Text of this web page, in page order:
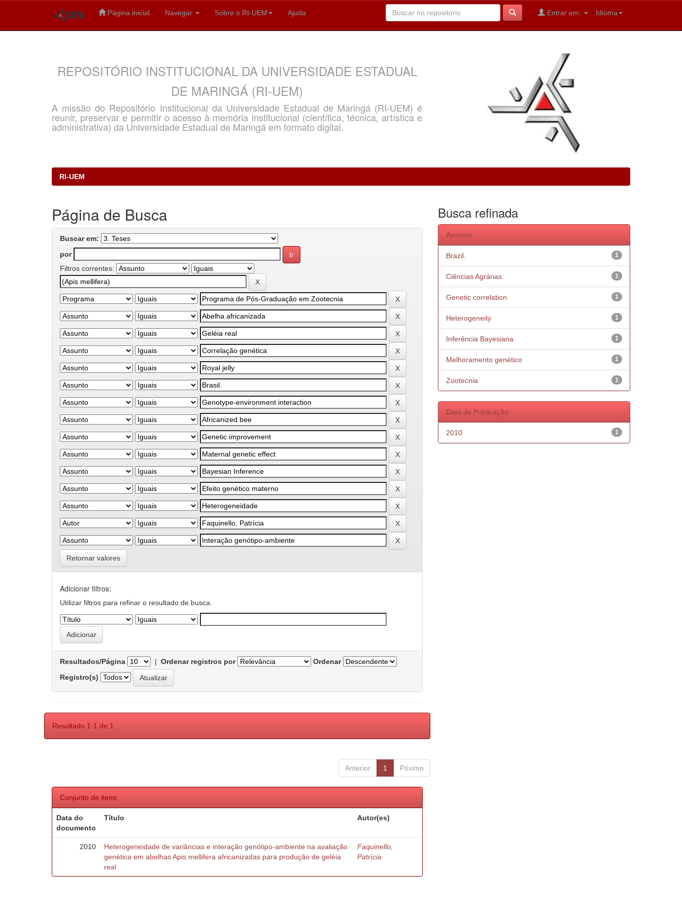
Página inicial Navegar Sobre o RI-UEM Ajuda Idioma
Entrar em:
REPOSITÓRIO INSTITUCIONAL DA UNIVERSIDADE ESTADUAL
DE MARINGÁ (RI-UEM)
A missão do Repositório Institucional da Universidade Estadual de Maringá (RI-UEM) é
reunir, preservar e permitir o acesso à memória institucional (científica, técnica, artística e
administrativa) da Universidade Estadual de Maringá em formato digital.
RI-UEM
Página de Busca
Buscar em:
por
Filtros correntes:
Retornar valores
Adicionar filtros:
Utilizar filtros para refinar o resultado de busca.
Resultados/Página | Ordenar registros por
Ordenar
Registro(s)
Resultado 1-1 de 1.
Anterior 1 Póximo
Conjunto de itens:
Data do
documento
Título Autor(es)
2010
Heterogeneidade de variâncias e interação genótipo-ambiente na avaliação
genética em abelhas Apis mellifera africanizadas para produção de geléia
real
Faquinello,
Patrícia
Busca refinada
Assunto
1
Brazil.
1
Ciências Agrárias
1
Genetic correlation
1
Heterogeneity
1
Inferência Bayesiana
1
Melhoramento genético
1
Zootecnia
Data de Publicação
1
2010